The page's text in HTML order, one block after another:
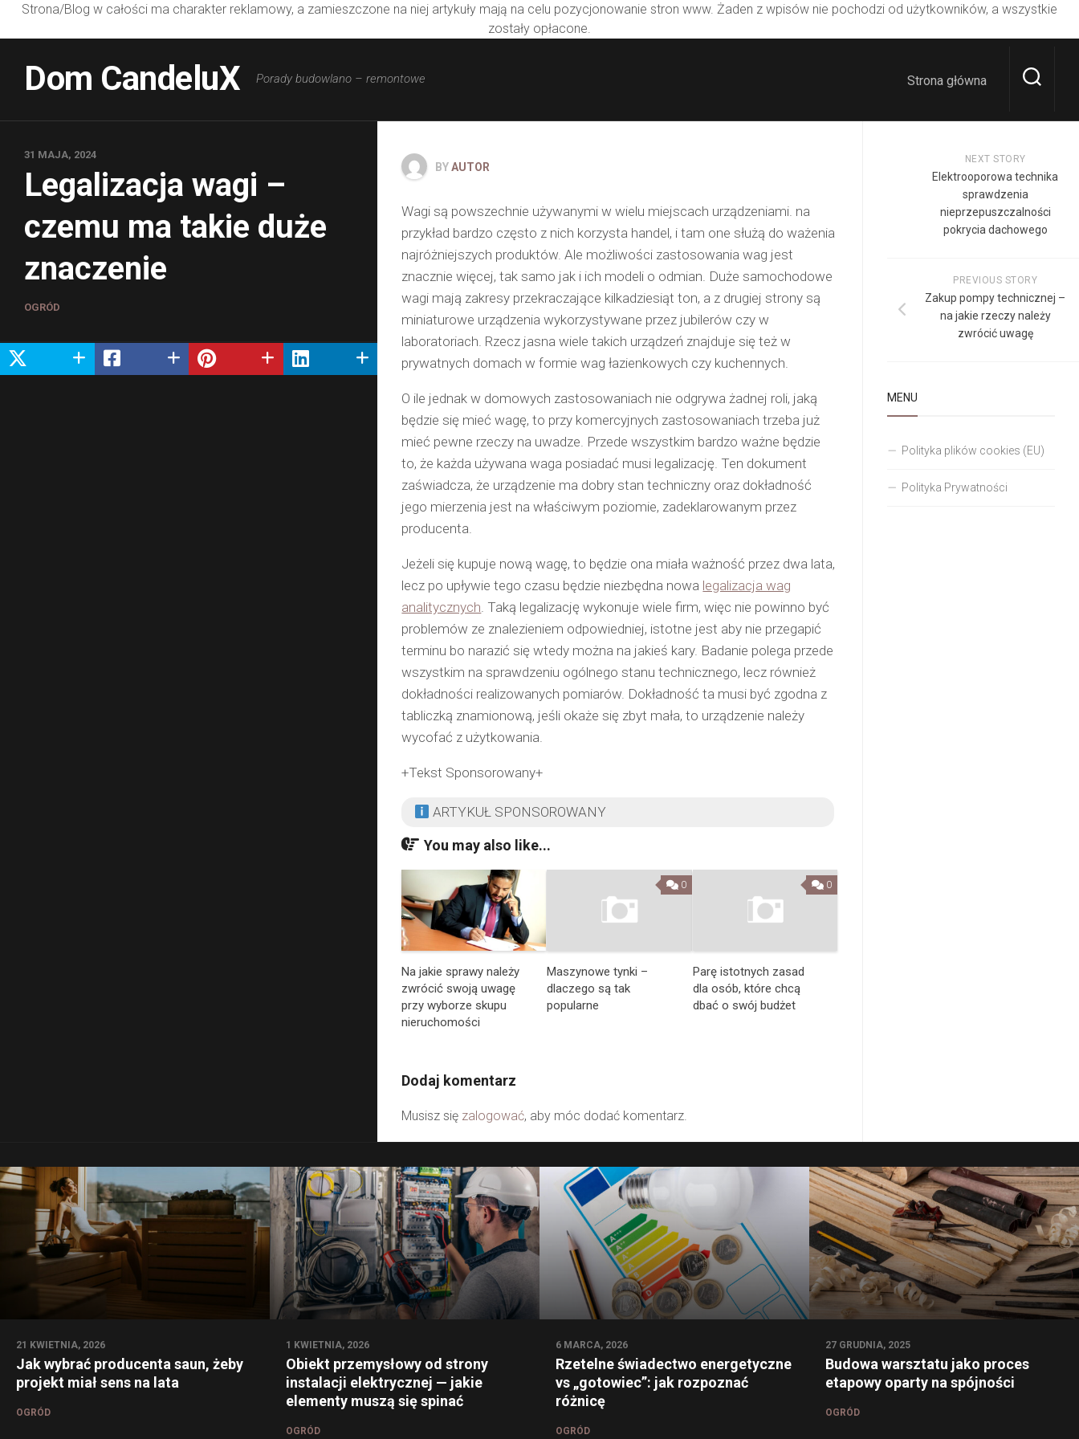
Strona/Blog w całości ma charakter reklamowy, a zamieszczone na niej artykuły mają na celu pozycjonowanie stron www. Żaden z wpisów nie pochodzi od użytkowników, a wszystkie
zostały opłacone.
contentDom CandeluX Porady budowlano – remontowe Strona główna
31 MAJA, 2024
Legalizacja wagi –
czemu ma takie duże
znaczenie
OGRÓD
BYAUTOR
Wagi są powszechnie używanymi w wielu miejscach urządzeniami. na
przykład bardzo często z nich korzysta handel, i tam one służą do ważenia
najróżniejszych produktów. Ale możliwości zastosowania wag jest
znacznie więcej, tak samo jak i ich modeli o odmian. Duże samochodowe
wagi mają zakresy przekraczające kilkadziesiąt ton, a z drugiej strony są
miniaturowe urządzenia wykorzystywane przez jubilerów czy w
laboratoriach. Rzecz jasna wiele takich urządzeń znajduje się też w
prywatnych domach w formie wag łazienkowych czy kuchennych.
O ile jednak w domowych zastosowaniach nie odgrywa żadnej roli, jaką
będzie się mieć wagę, to przy komercyjnych zastosowaniach trzeba już
mieć pewne rzeczy na uwadze. Przede wszystkim bardzo ważne będzie
to, że każda używana waga posiadać musi legalizację. Ten dokument
zaświadcza, że urządzenie ma dobry stan techniczny oraz dokładność
jego mierzenia jest na właściwym poziomie, zadeklarowanym przez
producenta.
Jeżeli się kupuje nową wagę, to będzie ona miała ważność przez dwa lata,
lecz po upływie tego czasu będzie niezbędna nowa legalizacja wag
analitycznych. Taką legalizację wykonuje wiele firm, więc nie powinno być
problemów ze znalezieniem odpowiedniej, istotne jest aby nie przegapić
terminu bo narazić się wtedy można na jakieś kary. Badanie polega przede
wszystkim na sprawdzeniu ogólnego stanu technicznego, lecz również
dokładności realizowanych pomiarów. Dokładność ta musi być zgodna z
tabliczką znamionową, jeśli okaże się zbyt mała, to urządzenie należy
wycofać z użytkowania.
+Tekst Sponsorowany+
ARTYKUŁ SPONSOROWANY
You may also like...
Na jakie sprawy należy
zwrócić swoją uwagę
przy wyborze skupu
nieruchomości
0
Maszynowe tynki –
dlaczego są tak
popularne
0
Parę istotnych zasad
dla osób, które chcą
dbać o swój budżet
Dodaj komentarz
Musisz się zalogować, aby móc dodać komentarz.
NEXT STORY
Elektrooporowa technika
sprawdzenia
nieprzepuszczalności
pokrycia dachowego
PREVIOUS STORY
Zakup pompy technicznej –
na jakie rzeczy należy
zwrócić uwagę
MENU
Polityka plików cookies (EU)
Polityka Prywatności
21 KWIETNIA, 2026
Jak wybrać producenta saun, żeby
projekt miał sens na lata
OGRÓD
1 KWIETNIA, 2026
Obiekt przemysłowy od strony
instalacji elektrycznej — jakie
elementy muszą się spinać
OGRÓD
6 MARCA, 2026
Rzetelne świadectwo energetyczne
vs „gotowiec”: jak rozpoznać
różnicę
OGRÓD
27 GRUDNIA, 2025
Budowa warsztatu jako proces
etapowy oparty na spójności
OGRÓD